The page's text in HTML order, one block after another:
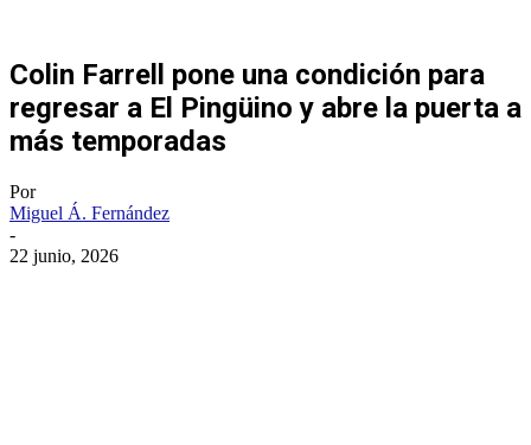
Colin Farrell pone una condición para
regresar a El Pingüino y abre la puerta a
más temporadas
Por
Miguel Á. Fernández
-
22 junio, 2026